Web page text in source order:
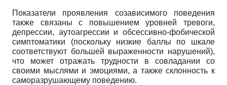
Показатели проявления созависимого поведения
также связаны с повышением уровней тревоги,
депрессии, аутоагрессии и обсессивно-фобической
симптоматики (поскольку низкие баллы по шкале
соответствуют большей выраженности нарушений),
что может отражать трудности в совладании со
своими мыслями и эмоциями, а также склонность к
саморазрушающему поведению.